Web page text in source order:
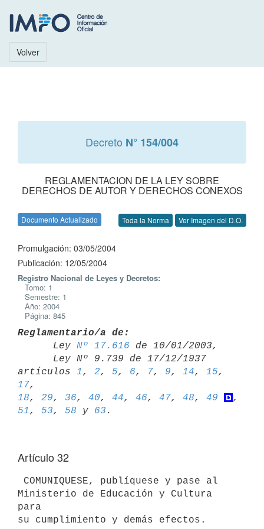
Volver
Decreto N° 154/004
REGLAMENTACION DE LA LEY SOBRE
DERECHOS DE AUTOR Y DERECHOS CONEXOS
Documento Actualizado Toda la Norma Ver Imagen del D.O.
Promulgación: 03/05/2004
Publicación: 12/05/2004
Registro Nacional de Leyes y Decretos:
Tomo: 1
Semestre: 1
Año: 2004
Página: 845
Reglamentario/a de:
Ley Nº 17.616 de 10/01/2003,
artículos 1 , 2, 5, 6, 7, 9, 14, 15
17,
18, 29, 36, 40, 44, 46, 47, 48, 49
51 , 53, 58 y 63
Artículo 32
Ministerio de Educación y Cultura
para